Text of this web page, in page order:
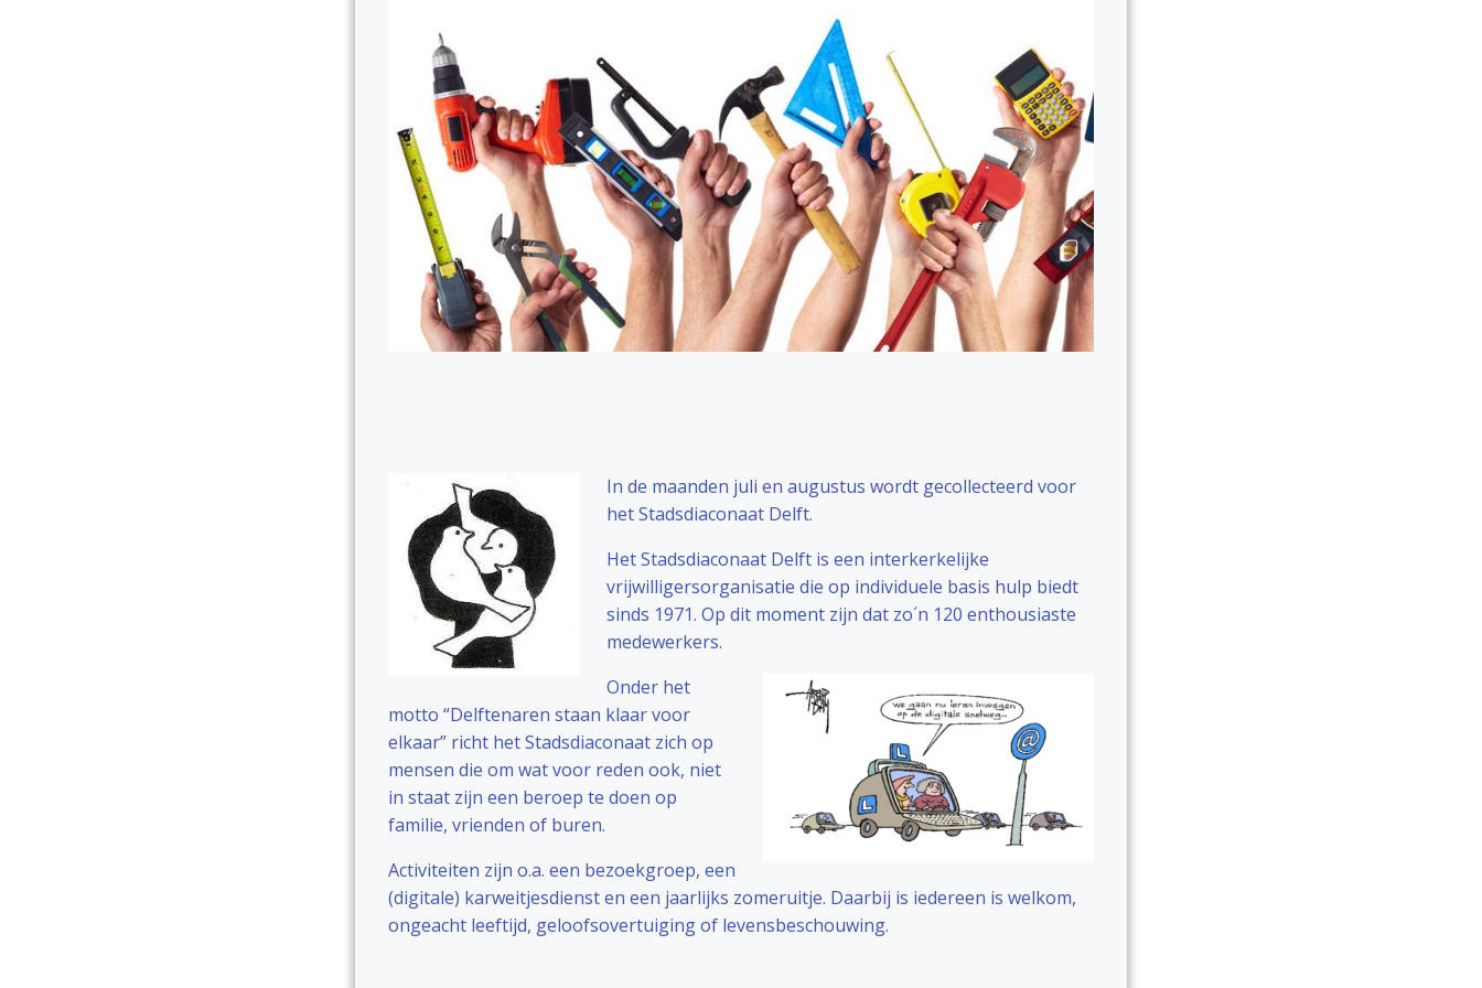
In de maanden juli en augustus wordt gecollecteerd voor
het Stadsdiaconaat Delft.
Het Stadsdiaconaat Delft is een interkerkelijke
vrijwilligersorganisatie die op individuele basis hulp biedt
sinds 1971. Op dit moment zijn dat zo´n 120 enthousiaste
medewerkers.
Onder het
motto “Delftenaren staan klaar voor
elkaar” richt het Stadsdiaconaat zich op
mensen die om wat voor reden ook, niet
in staat zijn een beroep te doen op
familie, vrienden of buren.
Activiteiten zijn o.a. een bezoekgroep, een
(digitale) karweitjesdienst en een jaarlijks zomeruitje. Daarbij is iedereen is welkom,
ongeacht leeftijd, geloofsovertuiging of levensbeschouwing.